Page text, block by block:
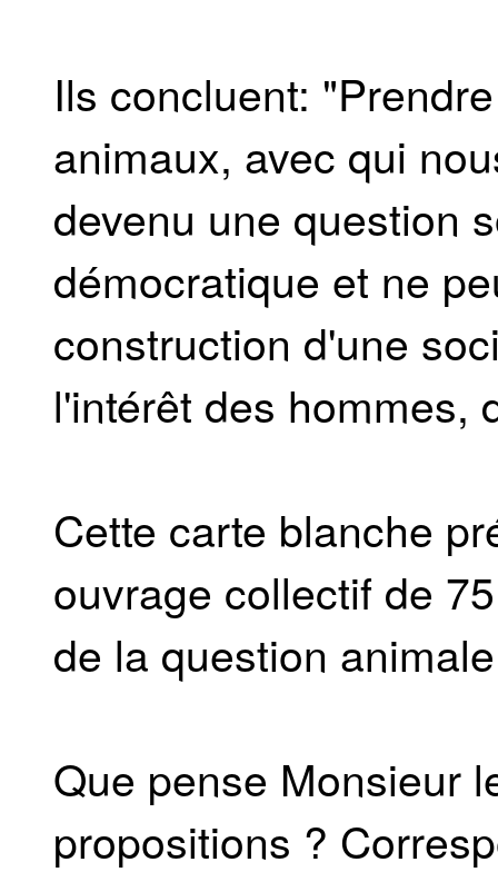
Ils concluent:
animaux, avec qui
devenu une question
démocratique et ne
construction d'une
l'intérêt des hommes,
Cette carte blanche
ouvrage collectif de
de la question
Que pense Monsieur
propositions ?